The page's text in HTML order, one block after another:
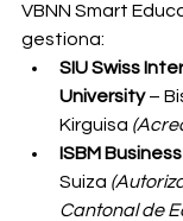
VBNN Smart
gestiona:
SIU Swiss
University –
Kirguisa
ISBM
Suiza
Cantonal de